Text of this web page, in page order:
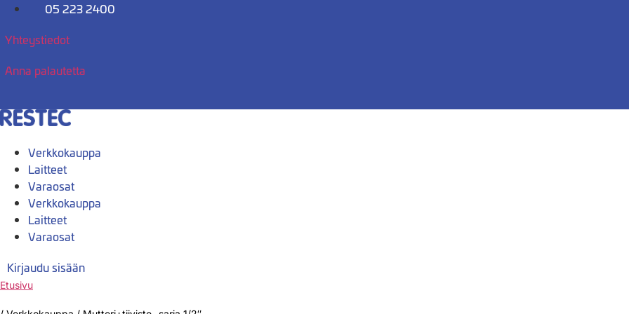
Mene
05 223 2400
Yhteystiedot
Anna palautetta
Verkkokauppa
Laitteet
Varaosat
Verkkokauppa
Laitteet
Varaosat
Kirjaudu sisään
Etusivu